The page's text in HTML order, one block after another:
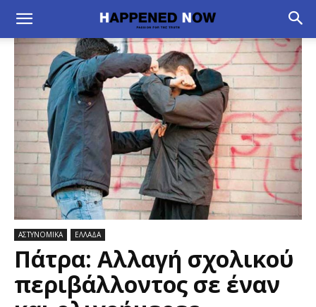
ΑΣΤΥΝΟΜΙΚΑ ΕΛΛΑΔΑ
Πάτρα: Αλλαγή σχολικού
περιβάλλοντος σε έναν